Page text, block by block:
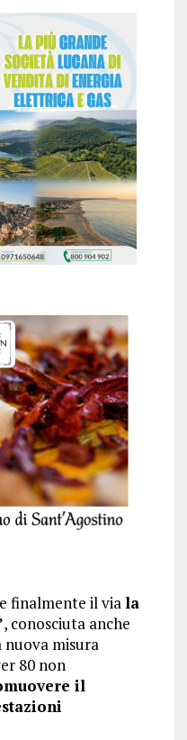
finalmente il viala
, conosciuta anche
nuova misura
80 non
il